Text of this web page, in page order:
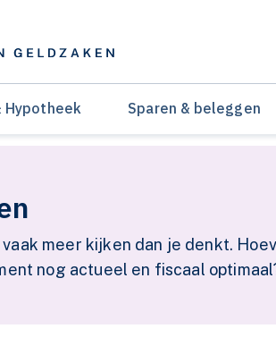
Hypotheek Sparen & beleggen
meer kijken dan je denkt.
nog actueel en fiscaal